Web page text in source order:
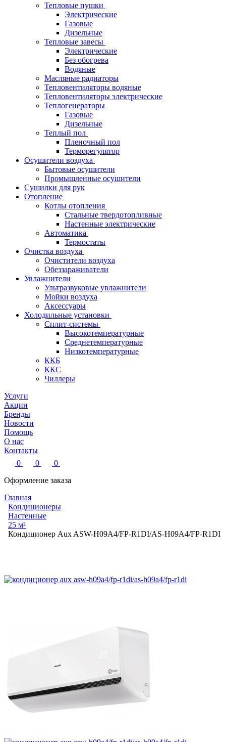
Тепловые пушки
Электрические
Газовые
Дизельные
Тепловые завесы
Электрические
Без обогрева
Водяные
Масляные радиаторы
Тепловентиляторы водяные
Тепловентиляторы электрические
Теплогенераторы
Газовые
Дизельные
Теплый пол
Пленочный пол
Терморегулятор
Осушители воздуха
Бытовые осушители
Промышленные осушители
Сушилки для рук
Отопление
Котлы отопления
Стальные твердотопливные
Настенные электрические
Автоматика
Термостаты
Очистка воздуха
Очистители воздуха
Обеззараживатели
Увлажнители
Ультразвуковые увлажнители
Мойки воздуха
Аксессуары
Холодильные установки
Сплит-системы
Высокотемпературные
Среднетемпературные
Низкотемпературные
ККБ
ККС
Чиллеры
Услуги
Акции
Бренды
Новости
Помощь
О нас
Контакты
0
0
0
Оформление заказа
Главная
Кондиционеры
Настенные
25 м²
Кондиционер Aux ASW-H09A4/FP-R1DI/AS-H09A4/FP-R1DI